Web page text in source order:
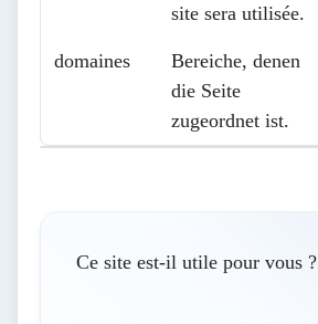
site sera utilisée.
domaines
Bereiche, denen
die Seite
zugeordnet ist.
Ce site est-il utile pour vous ?